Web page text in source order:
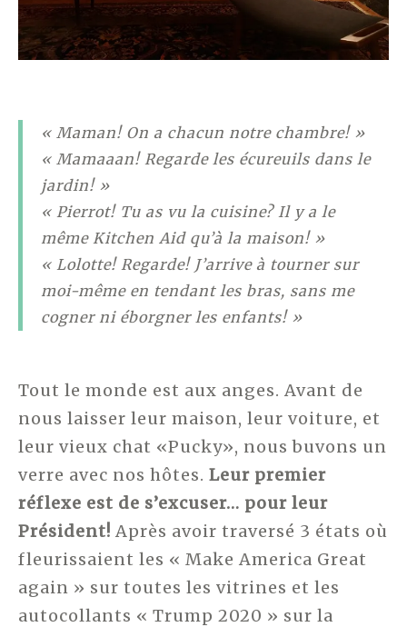
« Maman! On a chacun notre chambre! »
« Mamaaan! Regarde les écureuils dans le
jardin! »
« Pierrot! Tu as vu la cuisine? Il y a le
même Kitchen Aid qu’à la maison! »
« Lolotte! Regarde! J’arrive à tourner sur
moi-même en tendant les bras, sans me
cogner ni éborgner les enfants! »
Tout le monde est aux anges. Avant de
nous laisser leur maison, leur voiture, et
leur vieux chat «Pucky», nous buvons un
verre avec nos hôtes. Leur premier
réflexe est de s’excuser… pour leur
Président! Après avoir traversé 3 états où
fleurissaient les « Make America Great
again » sur toutes les vitrines et les
autocollants « Trump 2020 » sur la